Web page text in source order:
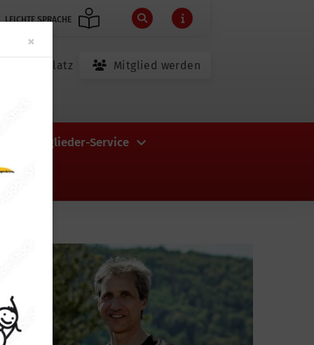
Mitglied werden
LEICHTE SPRACHE
Mitglieder-Service
×